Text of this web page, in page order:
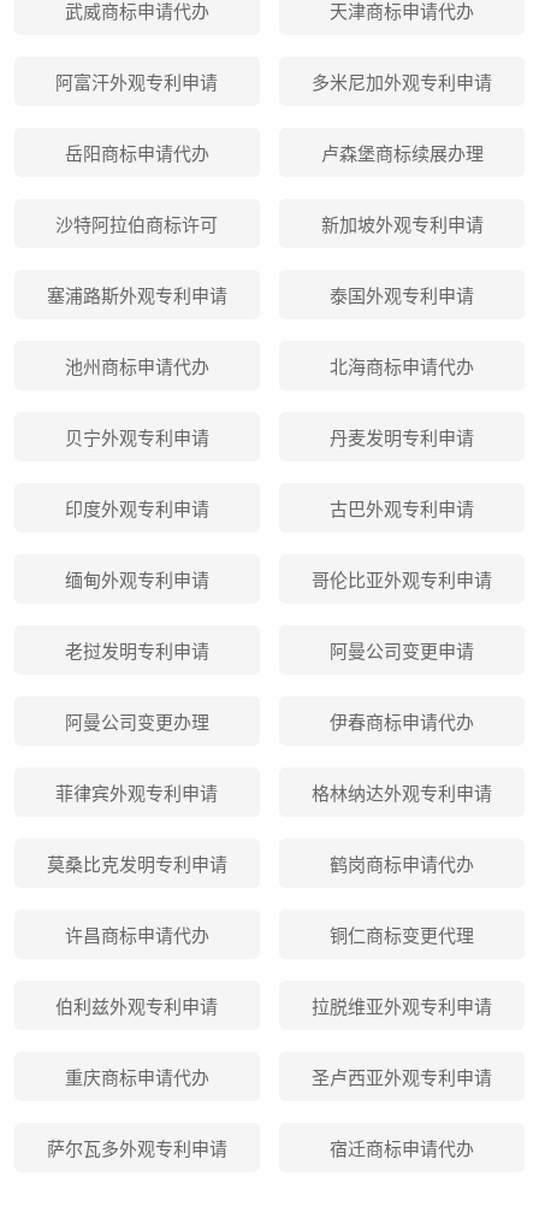
武威商标申请代办 天津商标申请代办
阿富汗外观专利申请 多米尼加外观专利申请
岳阳商标申请代办 卢森堡商标续展办理
沙特阿拉伯商标许可 新加坡外观专利申请
塞浦路斯外观专利申请 泰国外观专利申请
池州商标申请代办 北海商标申请代办
贝宁外观专利申请 丹麦发明专利申请
印度外观专利申请 古巴外观专利申请
缅甸外观专利申请 哥伦比亚外观专利申请
老挝发明专利申请 阿曼公司变更申请
阿曼公司变更办理 伊春商标申请代办
菲律宾外观专利申请 格林纳达外观专利申请
莫桑比克发明专利申请 鹤岗商标申请代办
许昌商标申请代办 铜仁商标变更代理
伯利兹外观专利申请 拉脱维亚外观专利申请
重庆商标申请代办 圣卢西亚外观专利申请
萨尔瓦多外观专利申请 宿迁商标申请代办